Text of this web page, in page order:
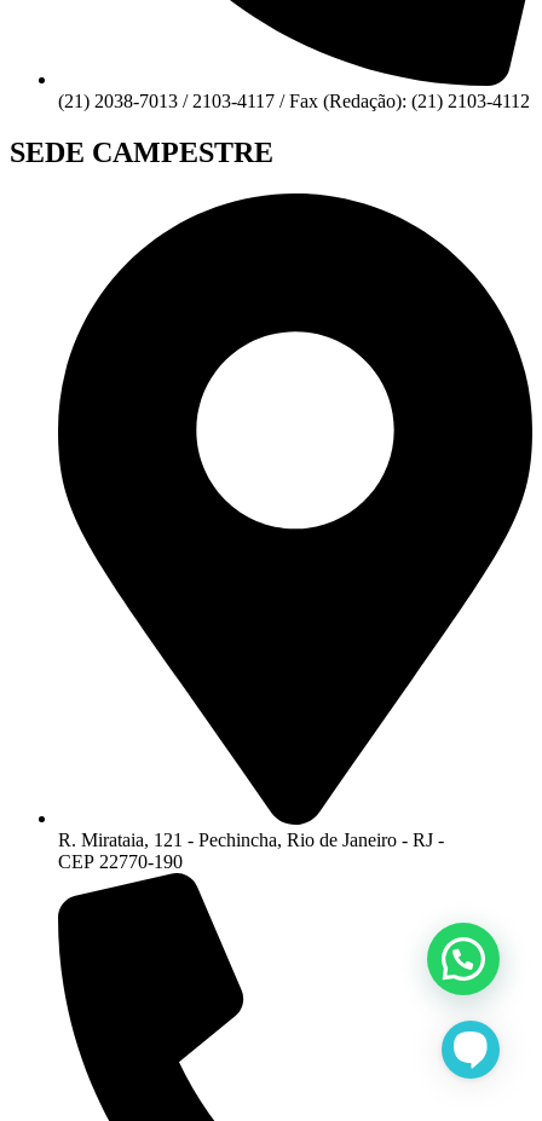
(21) 2038-7013 / 2103-4117 / Fax (Redação): (21) 2103-4112
SEDE CAMPESTRE
R. Mirataia, 121 - Pechincha, Rio de Janeiro - RJ -
CEP 22770-190